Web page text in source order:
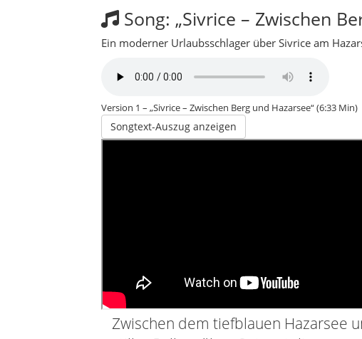
Zwischen dem tiefblauen Hazarsee
stiller Balkon über Ostanatolien –
höher, die Luft klarer – und plötzlich öffnet sich
Genau hier, zwischen den Hängen des Hazarbaba
sich wie eine kleine Kette den Hang hinauf,
Tee nie richtig auskühlt.